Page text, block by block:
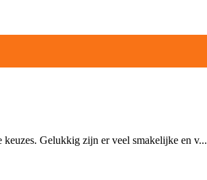
Gelukkig zijn er veel smakelijke en v...